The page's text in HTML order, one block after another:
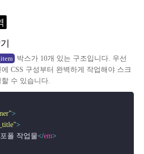
박스가 10개 있는 구조입니다. 우선
CSS 구성부터 완벽하게 작업해야 스크
수 있습니다.
>
>
포폴 작업물</em>